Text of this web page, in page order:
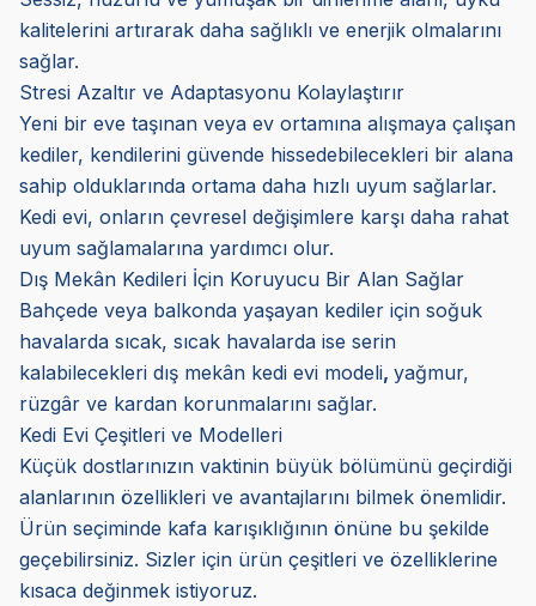
kalitelerini artırarak daha sağlıklı ve enerjik olmalarını
sağlar.
Stresi Azaltır ve Adaptasyonu Kolaylaştırır
Yeni bir eve taşınan veya ev ortamına alışmaya çalışan
kediler, kendilerini güvende hissedebilecekleri bir alana
sahip olduklarında ortama daha hızlı uyum sağlarlar.
Kedi evi, onların çevresel değişimlere karşı daha rahat
uyum sağlamalarına yardımcı olur.
Dış Mekân Kedileri İçin Koruyucu Bir Alan Sağlar
Bahçede veya balkonda yaşayan kediler için soğuk
havalarda sıcak, sıcak havalarda ise serin
kalabilecekleri dış mekân kedi evi modeli, yağmur,
rüzgâr ve kardan korunmalarını sağlar.
Kedi Evi Çeşitleri ve Modelleri
Küçük dostlarınızın vaktinin büyük bölümünü geçirdiği
alanlarının özellikleri ve avantajlarını bilmek önemlidir.
Ürün seçiminde kafa karışıklığının önüne bu şekilde
geçebilirsiniz. Sizler için ürün çeşitleri ve özelliklerine
kısaca değinmek istiyoruz.